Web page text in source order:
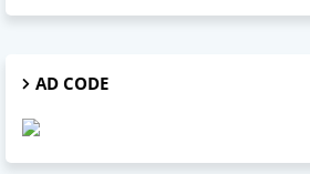
AD CODE